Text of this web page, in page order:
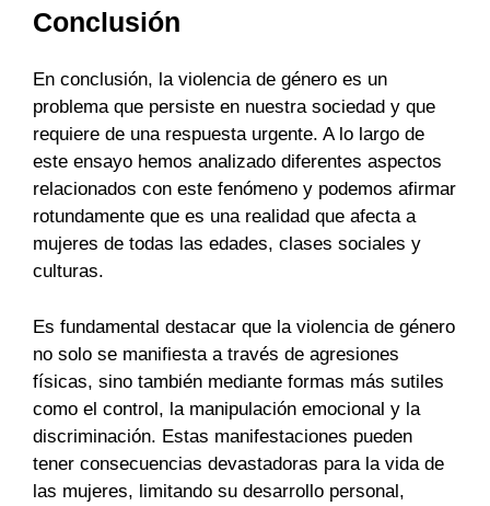
Conclusión
En conclusión, la violencia de género es un
problema que persiste en nuestra sociedad y que
requiere de una respuesta urgente. A lo largo de
este ensayo hemos analizado diferentes aspectos
relacionados con este fenómeno y podemos afirmar
rotundamente que es una realidad que afecta a
mujeres de todas las edades, clases sociales y
culturas.
Es fundamental destacar que la violencia de género
no solo se manifiesta a través de agresiones
físicas, sino también mediante formas más sutiles
como el control, la manipulación emocional y la
discriminación. Estas manifestaciones pueden
tener consecuencias devastadoras para la vida de
las mujeres, limitando su desarrollo personal,